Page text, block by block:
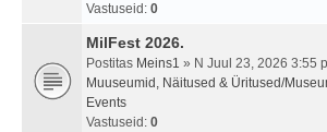
Vastuseid: 0
MilFest 2026.
Postitas Meins1 » N Juul 23, 2026 3:55
Muuseumid, Näitused & Üritused/
Events
Vastuseid: 0